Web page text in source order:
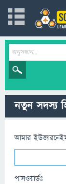
নতুন সদস্য
আমার
পাসওয়ার্ডঃ